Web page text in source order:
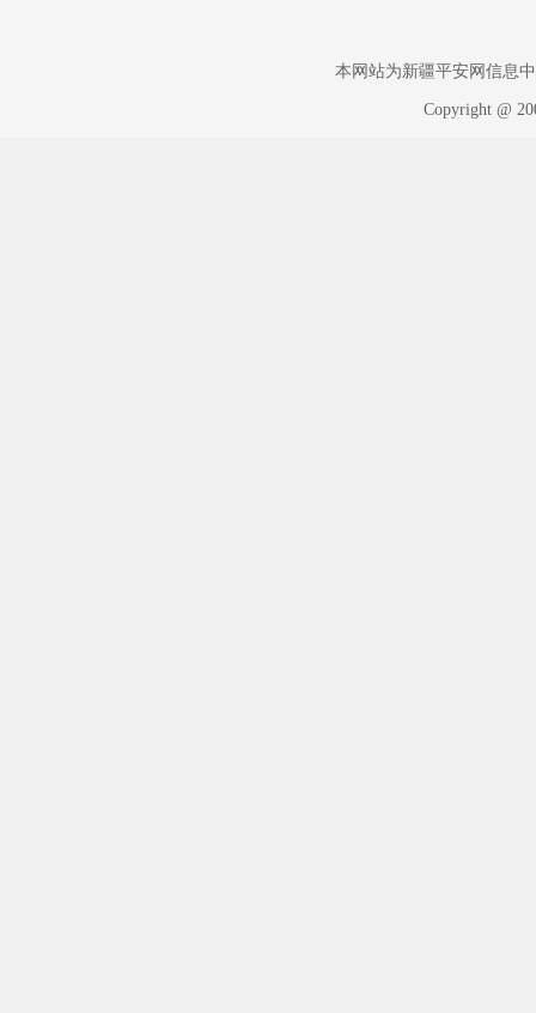
本网站为新疆平安网信息
Copyright @